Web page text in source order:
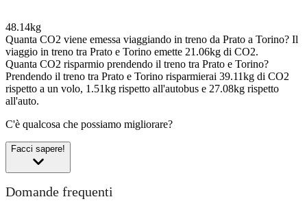
48.14kg
Quanta CO2 viene emessa viaggiando in treno da Prato a Torino? Il
viaggio in treno tra Prato e Torino emette 21.06kg di CO2.
Quanta CO2 risparmio prendendo il treno tra Prato e Torino?
Prendendo il treno tra Prato e Torino risparmierai 39.11kg di CO2
rispetto a un volo, 1.51kg rispetto all'autobus e 27.08kg rispetto
all'auto.
C'è qualcosa che possiamo migliorare?
Facci sapere!
Domande frequenti